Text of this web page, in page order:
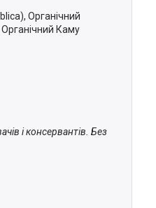
Органічний
Каму
і консервантів. Без